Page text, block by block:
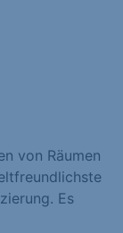
von Räumen
Es